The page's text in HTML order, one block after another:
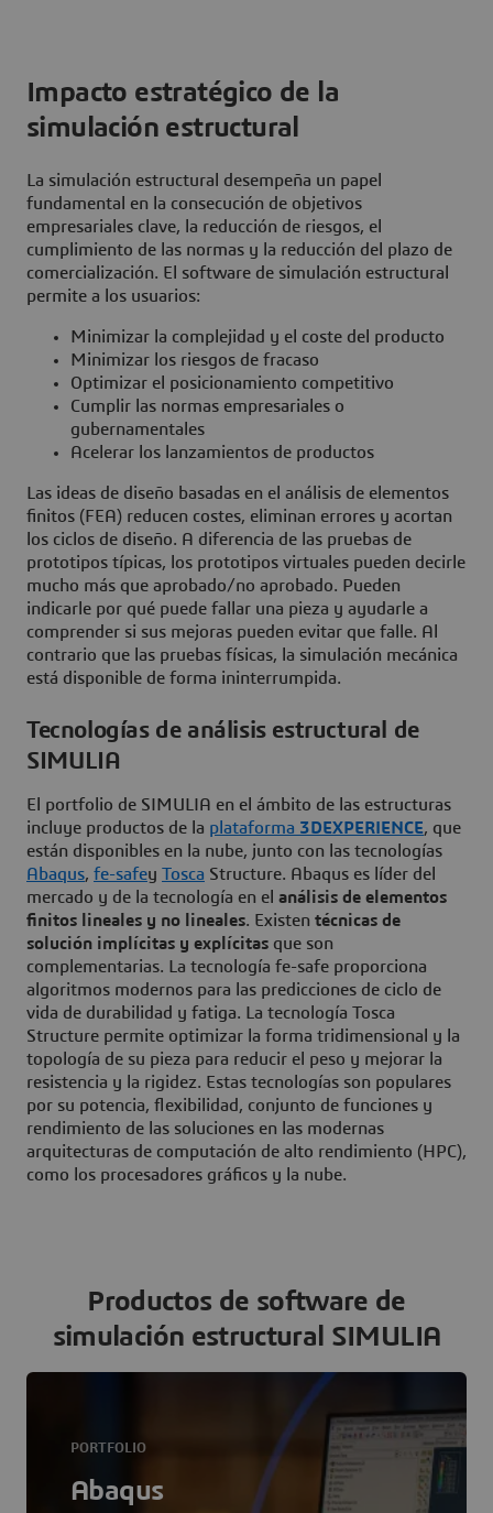
Impacto estratégico de la
simulación estructural
La simulación estructural desempeña un papel
fundamental en la consecución de objetivos
empresariales clave, la reducción de riesgos, el
cumplimiento de las normas y la reducción del plazo de
comercialización. El software de simulación estructural
permite a los usuarios:
Minimizar la complejidad y el coste del producto
Minimizar los riesgos de fracaso
Optimizar el posicionamiento competitivo
Cumplir las normas empresariales o
gubernamentales
Acelerar los lanzamientos de productos
Las ideas de diseño basadas en el análisis de elementos
finitos (FEA) reducen costes, eliminan errores y acortan
los ciclos de diseño. A diferencia de las pruebas de
prototipos típicas, los prototipos virtuales pueden decirle
mucho más que aprobado/no aprobado. Pueden
indicarle por qué puede fallar una pieza y ayudarle a
comprender si sus mejoras pueden evitar que falle. Al
contrario que las pruebas físicas, la simulación mecánica
está disponible de forma ininterrumpida.
Tecnologías de análisis estructural de
SIMULIA
El portfolio de SIMULIA en el ámbito de las estructuras
incluye productos de la plataforma 3DEXPERIENCE, que
están disponibles en la nube, junto con las tecnologías
Abaqus, fe-safey Tosca Structure. Abaqus es líder del
mercado y de la tecnología en el análisis de elementos
finitos lineales y no lineales. Existen técnicas de
solución implícitas y explícitas que son
complementarias. La tecnología fe-safe proporciona
algoritmos modernos para las predicciones de ciclo de
vida de durabilidad y fatiga. La tecnología Tosca
Structure permite optimizar la forma tridimensional y la
topología de su pieza para reducir el peso y mejorar la
resistencia y la rigidez. Estas tecnologías son populares
por su potencia, flexibilidad, conjunto de funciones y
rendimiento de las soluciones en las modernas
arquitecturas de computación de alto rendimiento (HPC),
como los procesadores gráficos y la nube.
Productos de software de
simulación estructural SIMULIA
PORTFOLIO
Abaqus